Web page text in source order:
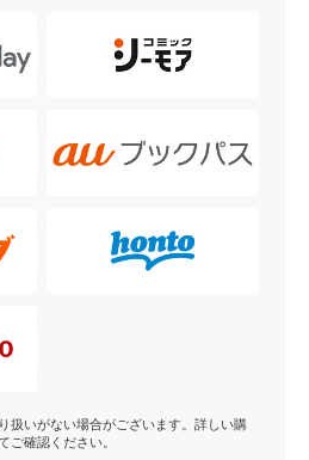
扱いがない場合がございます。詳しい購
ご確認ください。